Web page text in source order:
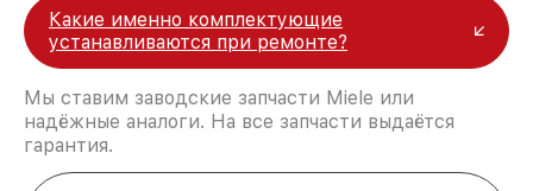
Какие именно комплектующие
устанавливаются при ремонте?
Мы ставим заводские запчасти Miele или
надёжные аналоги. На все запчасти выдаётся
гарантия.